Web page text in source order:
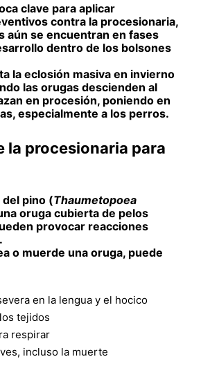
clave para aplicar
contra la procesionaria,
aún se encuentran en fases
dentro de los bolsones
la eclosión masiva en invierno
las orugas descienden al
en procesión, poniendo en
especialmente a los perros.
la procesionaria para
pino (Thaumetopoea
oruga cubierta de pelos
provocar reacciones
o muerde una oruga, puede
en la lengua y el hocico
tejidos
respirar
incluso la muerte